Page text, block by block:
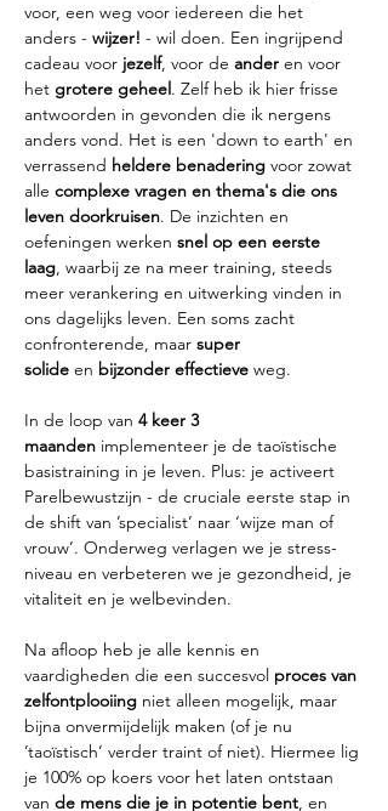
voor, een weg voor iedereen die het
anders - wijzer! - wil doen. Een ingrijpend
cadeau voor jezelf, voor de ander en voor
het grotere geheel. Zelf heb ik hier frisse
antwoorden in gevonden die ik nergens
anders vond. Het is een 'down to earth' en
verrassend heldere benadering voor zowat
alle complexe vragen en thema's die ons
leven doorkruisen. De inzichten en
oefeningen werken snel op een eerste
laag, waarbij ze na meer training, steeds
meer verankering en uitwerking vinden in
ons dagelijks leven. Een soms zacht
confronterende, maar super
solide en bijzonder effectieve weg.
In de loop van 4 keer 3
maanden implementeer je de taoïstische
basistraining in je leven. Plus: je activeert
Parelbewustzijn - de cruciale eerste stap in
de shift van ’specialist’ naar ‘wijze man of
vrouw’. Onderweg verlagen we je stress-
niveau en verbeteren we je gezondheid, je
vitaliteit en je welbevinden.
​Na afloop heb je alle kennis en
vaardigheden die een succesvol proces van
zelfontplooiing niet alleen mogelijk, maar
bijna onvermijdelijk maken (of je nu
’taoïstisch’ verder traint of niet). Hiermee lig
je 100% op koers voor het laten ontstaan
van de mens die je in potentie bent, en